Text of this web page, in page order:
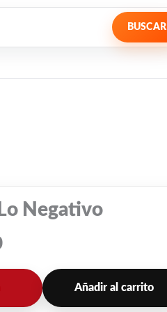
BUSCAR
Negativo
Añadir al carrito